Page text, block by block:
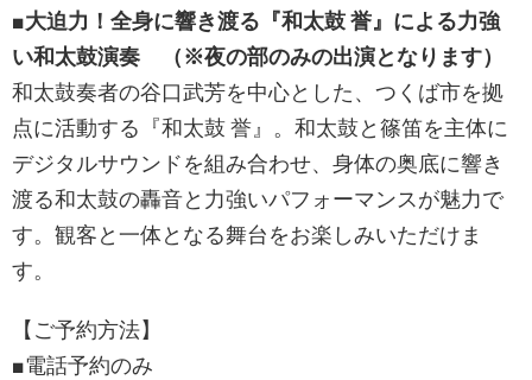
■大迫力！全身に響き渡る『和太鼓 誉』による力強
い和太鼓演奏 （※夜の部のみの出演となります）
和太鼓奏者の谷口武芳を中心とした、つくば市を拠
点に活動する『和太鼓 誉』。和太鼓と篠笛を主体に
デジタルサウンドを組み合わせ、身体の奥底に響き
渡る和太鼓の轟音と力強いパフォーマンスが魅力で
す。観客と一体となる舞台をお楽しみいただけま
す。
【ご予約方法】
■電話予約のみ